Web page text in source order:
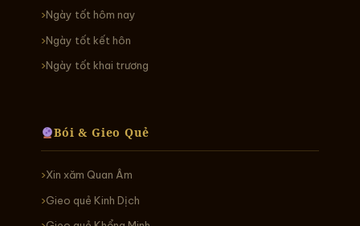
Ngày tốt hôm nay
Ngày tốt kết hôn
Ngày tốt khai trương
Bói & Gieo Quẻ
Xin xăm Quan Âm
Gieo quẻ Kinh Dịch